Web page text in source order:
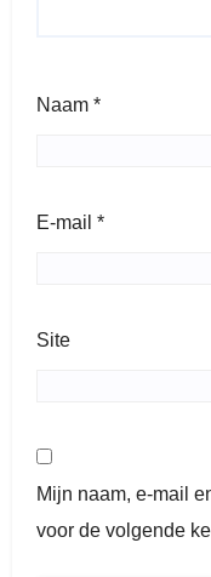
Naam *
E-mail *
Site
Mijn naam, e-mail
voor de volgende